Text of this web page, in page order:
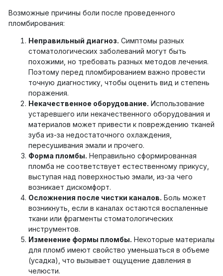
Возможные причины боли после проведенного
пломбирования:
Неправильный диагноз. Симптомы разных
стоматологических заболеваний могут быть
похожими, но требовать разных методов лечения.
Поэтому перед пломбированием важно провести
точную диагностику, чтобы оценить вид и степень
поражения.
Некачественное оборудование. Использование
устаревшего или некачественного оборудования и
материалов может привести к повреждению тканей
зуба из-за недостаточного охлаждения,
пересушивания эмали и прочего.
Форма пломбы. Неправильно сформированная
пломба не соответствует естественному прикусу,
выступая над поверхностью эмали, из-за чего
возникает дискомфорт.
Осложнения после чистки каналов. Боль может
возникнуть, если в каналах остаются воспаленные
ткани или фрагменты стоматологических
инструментов.
Изменение формы пломбы. Некоторые материалы
для пломб имеют свойство уменьшаться в объеме
(усадка), что вызывает ощущение давления в
челюсти.